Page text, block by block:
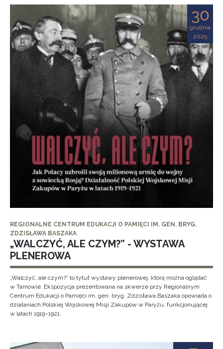
30
grudnia
2025
REGIONALNE CENTRUM EDUKACJI O PAMIĘCI IM. GEN. BRYG.
ZDZISŁAWA BASZAKA
„WALCZYĆ, ALE CZYM?” - WYSTAWA
PLENEROWA
„Walczyć, ale czym?” to tytuł wystawy plenerowej, którą można oglądać
w Tarnowie. Ekspozycja prezentowana na skwerze przy Regionalnym
Centrum Edukacji o Pamięci im. gen. bryg. Zdzisława Baszaka opowiada o
działaniach Polskiej Wojskowej Misji Zakupów w Paryżu, funkcjonującej
w latach 1919–1921.